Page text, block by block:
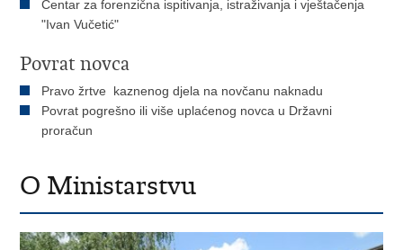
Centar za forenzična ispitivanja, istraživanja i vještačenja
"Ivan Vučetić"
Povrat novca
Pravo žrtve kaznenog djela na novčanu naknadu
Povrat pogrešno ili više uplaćenog novca u Državni
proračun
O Ministarstvu